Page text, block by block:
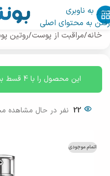
عبور به ناوبری
رفتن به محتوای اصلی
خانه/مراقبت از پوست/روتین
این محصول را با 4 قسط بخر (بدون چک و ضامن)
22 نفر در حال مشاهده
اتمام موجودی